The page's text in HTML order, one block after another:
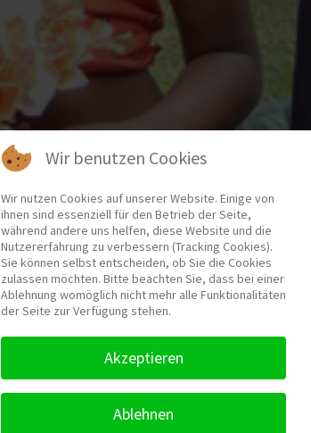
Wir benutzen Cookies
Wir nutzen Cookies auf unserer Website. Einige von
ihnen sind essenziell für den Betrieb der Seite,
während andere uns helfen, diese Website und die
Nutzererfahrung zu verbessern (Tracking Cookies).
Sie können selbst entscheiden, ob Sie die Cookies
zulassen möchten. Bitte beachten Sie, dass bei einer
Ablehnung womöglich nicht mehr alle Funktionalitäten
der Seite zur Verfügung stehen.
Akzeptieren
Ablehnen